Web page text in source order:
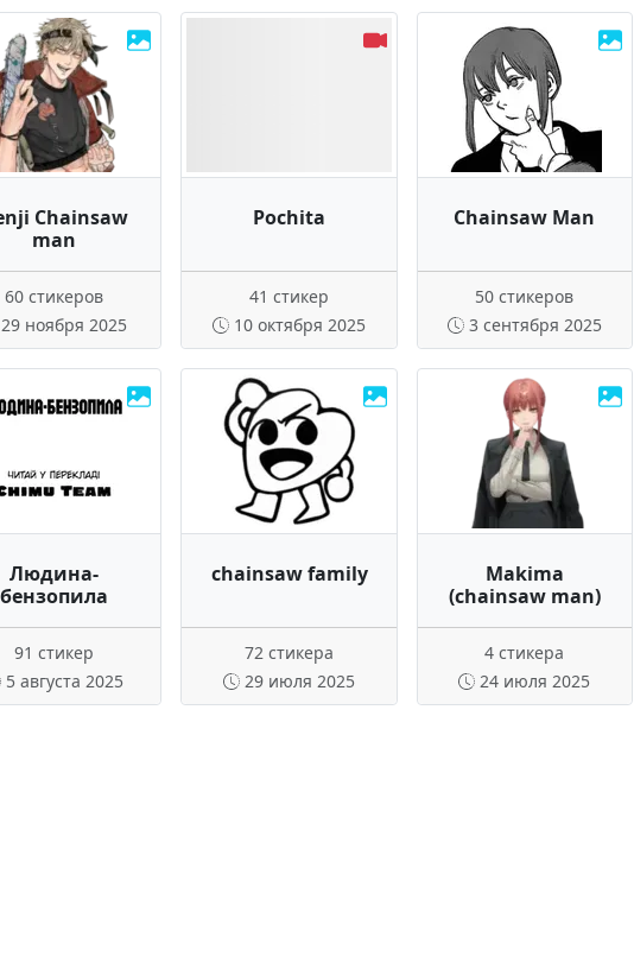
Chainsaw
man
60 стикеров
29 ноября 2025
Pochita
41 стикер
10 октября 2025
Chainsaw Man
50 стикеров
3 сентября 2025
Людина-
бензопила
91 стикер
5 августа 2025
chainsaw family
72 стикера
29 июля 2025
Makima
(chainsaw man)
4 стикера
24 июля 2025